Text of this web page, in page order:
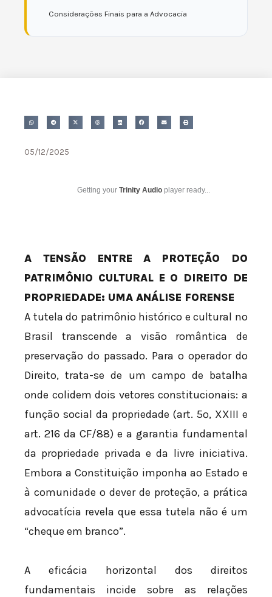
Considerações Finais para a Advocacia
05/12/2025
Getting your Trinity Audio player ready...
A TENSÃO ENTRE A PROTEÇÃO DO
PATRIMÔNIO CULTURAL E O DIREITO DE
PROPRIEDADE: UMA ANÁLISE FORENSE
A tutela do patrimônio histórico e cultural no
Brasil transcende a visão romântica de
preservação do passado. Para o operador do
Direito, trata-se de um campo de batalha
onde colidem dois vetores constitucionais: a
função social da propriedade (art. 5º, XXIII e
art. 216 da CF/88) e a garantia fundamental
da propriedade privada e da livre iniciativa.
Embora a Constituição imponha ao Estado e
à comunidade o dever de proteção, a prática
advocatícia revela que essa tutela não é um
“cheque em branco”.
A eficácia horizontal dos direitos
fundamentais incide sobre as relações